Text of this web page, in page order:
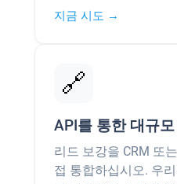
지금 시도 →
🔗
API를 통한 대규
리드 보강을 CRM 또
접 통합하십시오. 우